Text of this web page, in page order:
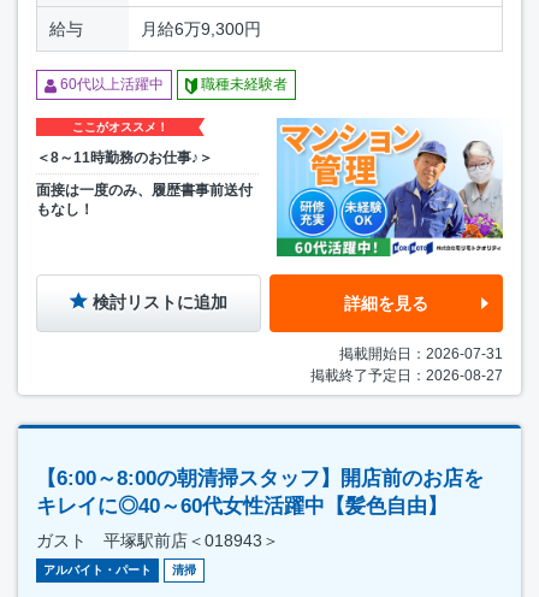
給与 月給6万9,300円
60代以上活躍中 職種未経験者
ここがオススメ！
＜8～11時勤務のお仕事♪＞
面接は一度のみ、履歴書事前送付
もなし！
検討リストに追加 詳細を見る
掲載開始日：2026-07-31
掲載終了予定日：2026-08-27
【6:00～8:00の朝清掃スタッフ】開店前のお店を
キレイに◎40～60代女性活躍中【髪色自由】
ガスト 平塚駅前店＜018943＞
アルバイト・パート 清掃